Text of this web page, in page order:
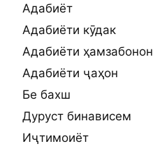
Адабиёт
Адабиёти кӯдак
Адабиёти ҳамзабонон
Адабиёти ҷаҳон
Бе бахш
Дуруст бинависем
Иҷтимоиёт